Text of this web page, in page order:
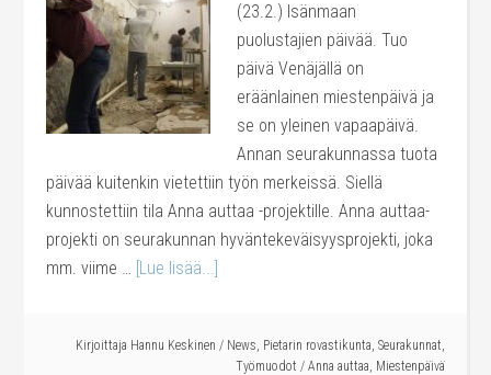
(23.2.) Isänmaan
puolustajien päivää. Tuo
päivä Venäjällä on
eräänlainen miestenpäivä ja
se on yleinen vapaapäivä.
Annan seurakunnassa tuota
päivää kuitenkin vietettiin työn merkeissä. Siellä
kunnostettiin tila Anna auttaa -projektille. Anna auttaa-
projekti on seurakunnan hyväntekeväisyysprojekti, joka
mm. viime … [Lue lisää...]
Kirjoittaja Hannu Keskinen / News, Pietarin rovastikunta, Seurakunnat,
Työmuodot / Anna auttaa, Miestenpäivä